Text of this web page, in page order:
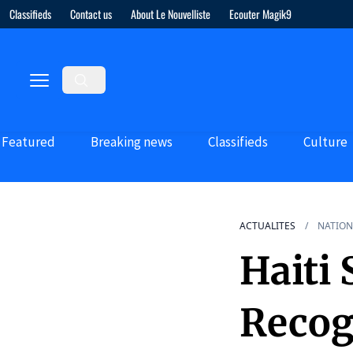
Classifieds Contact us About Le Nouvelliste Ecouter Magik9
Featured Breaking news Classifieds Culture
ACTUALITES
Haiti